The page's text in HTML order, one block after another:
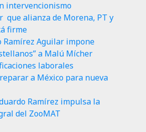
intervencionismo
que alianza de Morena, PT y
firme
Ramírez Aguilar impone
a Malú Mícher
laborales
a México para nueva
Ramírez impulsa la
del ZooMAT